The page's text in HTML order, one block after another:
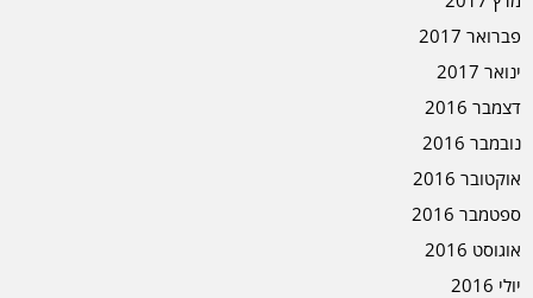
פברואר 2017
ינואר 2017
דצמבר 2016
נובמבר 2016
אוקטובר 2016
ספטמבר 2016
אוגוסט 2016
יולי 2016